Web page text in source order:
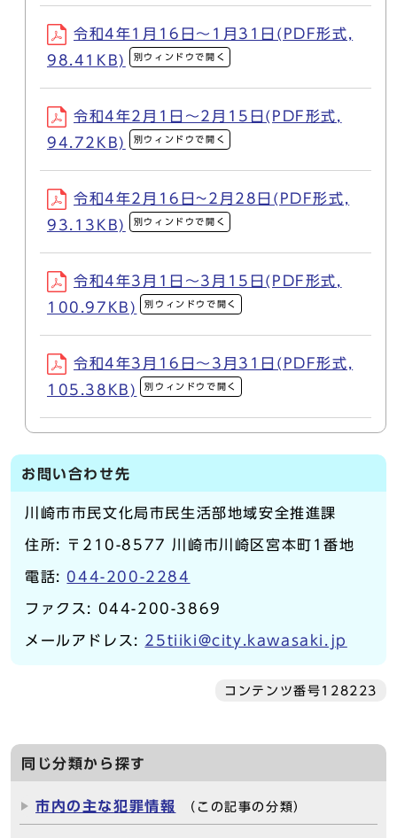
令和4年1月16日～1月31日(PDF形式,
98.41KB)
別ウィンドウで開く
令和4年2月1日～2月15日(PDF形式,
94.72KB)
別ウィンドウで開く
令和4年2月16日~2月28日(PDF形式,
93.13KB)
別ウィンドウで開く
令和4年3月1日～3月15日(PDF形式,
100.97KB)
別ウィンドウで開く
令和4年3月16日～3月31日(PDF形式,
105.38KB)
別ウィンドウで開く
お問い合わせ先
川崎市市民文化局市民生活部地域安全推進課
住所: 〒210-8577 川崎市川崎区宮本町1番地
電話: 044-200-2284
ファクス: 044-200-3869
メールアドレス: 25tiiki@city.kawasaki.jp
コンテンツ番号128223
同じ分類から探す
市内の主な犯罪情報 （この記事の分類）